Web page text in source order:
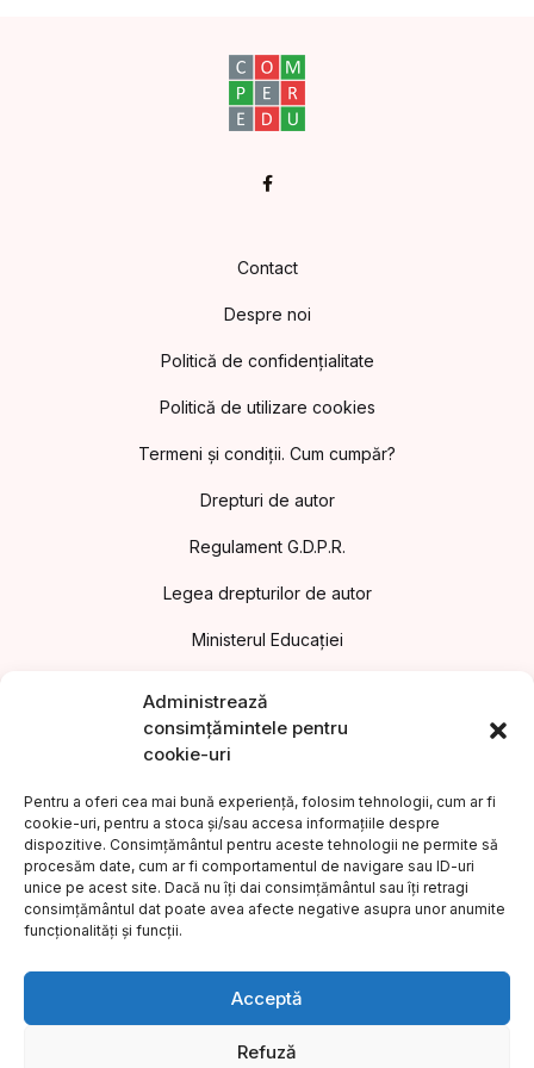
Administrează
consimțămintele pentru
cookie-uri
Pentru a oferi cea mai bună experiență, folosim tehnologii, cum ar fi
cookie-uri, pentru a stoca și/sau accesa informațiile despre
dispozitive. Consimțământul pentru aceste tehnologii ne permite să
procesăm date, cum ar fi comportamentul de navigare sau ID-uri
unice pe acest site. Dacă nu îți dai consimțământul sau îți retragi
consimțământul dat poate avea afecte negative asupra unor anumite
funcționalități și funcții.
Acceptă
Refuză
Facebook
Contact
Despre noi
Politică de confidențialitate
Politică de utilizare cookies
Termeni și condiții. Cum cumpăr?
Drepturi de autor
Regulament G.D.P.R.
Legea drepturilor de autor
Ministerul Educației
Uniunea Editorilor din România
Institutul Cultural Român
Legea nr.186/2003 privind promovarea culturii scrise
Protecția consumatorilor A.N.P.C.
©2023 Editura COMPER. Toate drepturile rezervate.